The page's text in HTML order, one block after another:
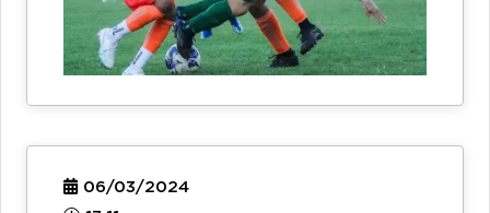
06/03/2024